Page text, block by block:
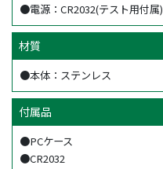
●電源：CR2032(テスト用付属)
材質
●本体：ステンレス
付属品
●PCケース
●CR2032